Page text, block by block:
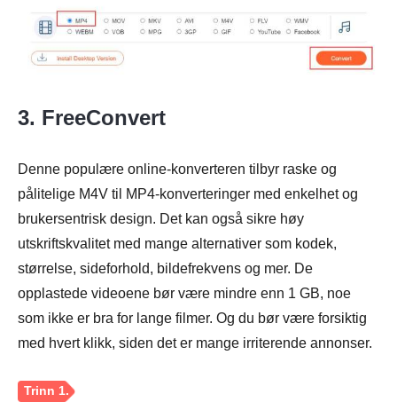
3. FreeConvert
Denne populære online-konverteren tilbyr raske og
pålitelige M4V til MP4-konverteringer med enkelhet og
brukersentrisk design. Det kan også sikre høy
utskriftskvalitet med mange alternativer som kodek,
størrelse, sideforhold, bildefrekvens og mer. De
opplastede videoene bør være mindre enn 1 GB, noe
som ikke er bra for lange filmer. Og du bør være forsiktig
med hvert klikk, siden det er mange irriterende annonser.